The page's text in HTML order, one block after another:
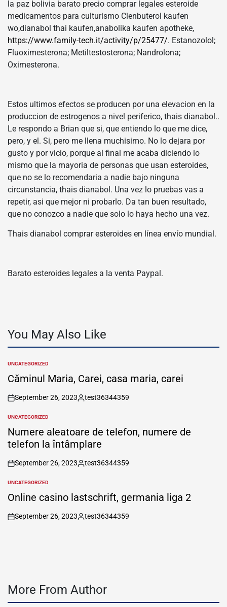
la paz bolivia barato precio comprar legales esteroide
medicamentos para culturismo Clenbuterol kaufen
wo,dianabol thai kaufen,anabolika kaufen apotheke,
https://www.family-tech.it/activity/p/25477/. Estanozolol;
Fluoximesterona; Metiltestosterona; Nandrolona;
Oximesterona.
Estos ultimos efectos se producen por una elevacion en la
produccion de estrogenos a nivel periferico, thais dianabol..
Le respondo a Brian que si, que entiendo lo que me dice,
pero, y el. Si, pero me llena muchisimo. No lo dejara por
gusto y por vicio, porque al final me acaba diciendo lo
mismo que la mayoria de personas que usan esteroides,
que no se lo recomendaria a nadie bajo ninguna
circunstancia, thais dianabol. Una vez lo pruebas vas a
repetir, asi que mejor ni probarlo. Da tan buen resultado,
que no conozco a nadie que solo lo haya hecho una vez.
Thais dianabol comprar esteroides en línea envío mundial.
Barato esteroides legales a la venta Paypal.
You May Also Like
POSTED
IN
UNCATEGORIZED
Căminul Maria, Carei, casa maria, carei
on
September 26, 2023
Posted
test36344359
POSTED
IN
UNCATEGORIZED
Numere aleatoare de telefon, numere de
telefon la întâmplare
on
September 26, 2023
Posted
test36344359
POSTED
IN
UNCATEGORIZED
Online casino lastschrift, germania liga 2
on
September 26, 2023
Posted
test36344359
More From Author